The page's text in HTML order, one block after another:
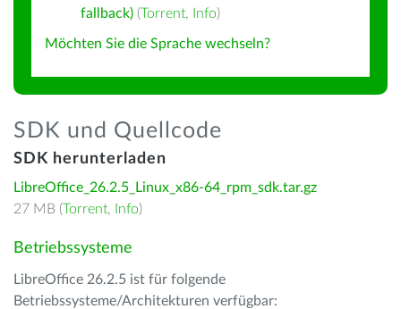
fallback) (Torrent, Info)
Möchten Sie die Sprache wechseln?
SDK und Quellcode
SDK herunterladen
LibreOffice_26.2.5_Linux_x86-64_rpm_sdk.tar.gz
27 MB (Torrent, Info)
Betriebssysteme
LibreOffice 26.2.5 ist für folgende
Betriebssysteme/Architekturen verfügbar: